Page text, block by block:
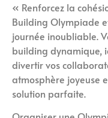
« Renforcez la
Building Olympiade
journée inoubliable.
building dynamique,
divertir vos
atmosphère joyeuse
solution parfaite.